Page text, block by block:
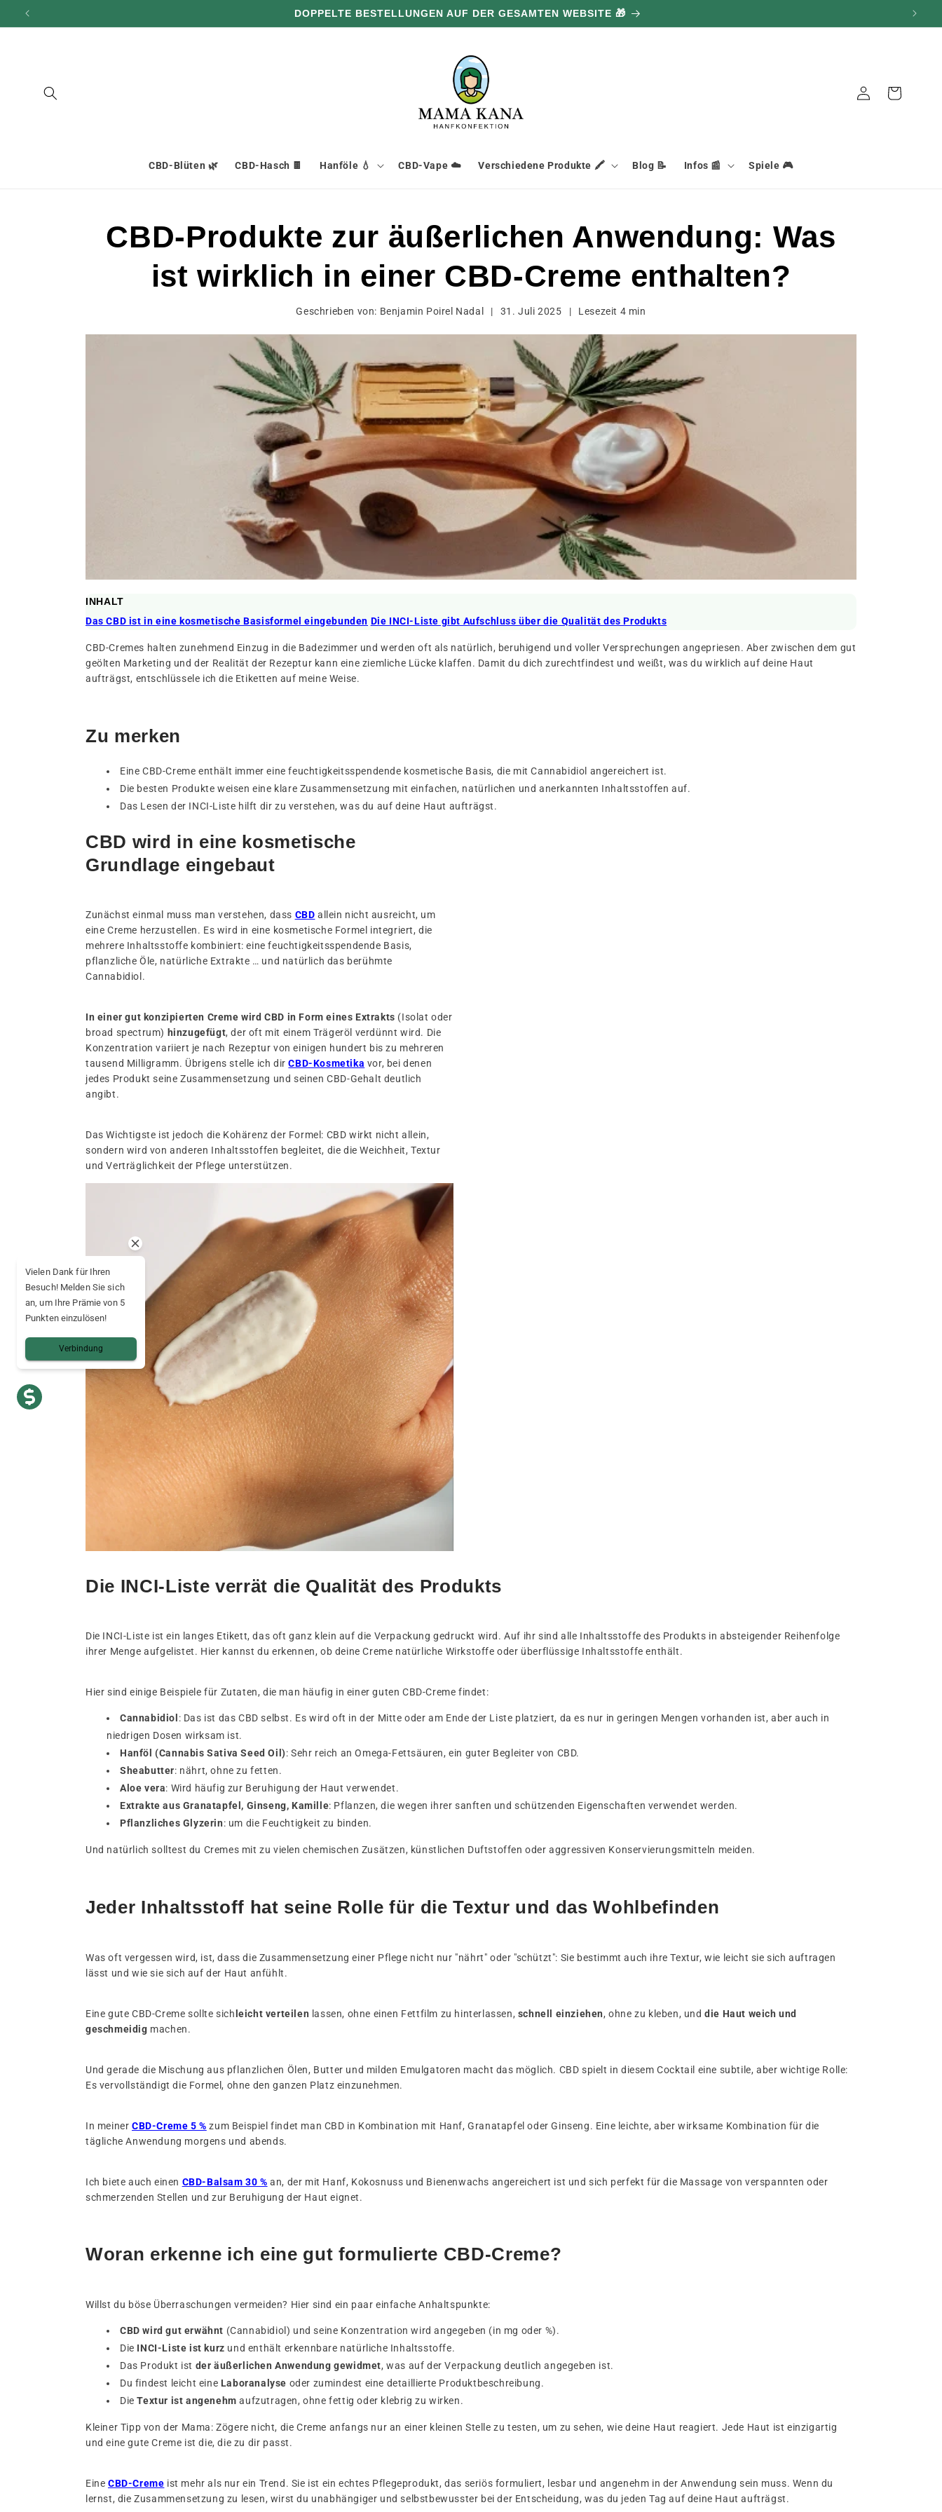
und zum
DOPPELTE BESTELLUNGEN AUF DER GESAMTEN WEBSITE 🎁
CBD-Blüten 🌿 CBD-Hasch 🍫 Hanföle 💧 CBD-Vape ☁️ Verschiedene Produkte 🖍️ Blog 📝 Infos 📰 Spiele 🎮
VerbindungWarenkorb
CBD-Produkte zur äußerlichen Anwendung: Was
ist wirklich in einer CBD-Creme enthalten?
Geschrieben von: Benjamin Poirel Nadal | 31. Juli 2025 | Lesezeit 4 min
INHALT
Das CBD ist in eine kosmetische Basisformel eingebunden Die INCI-Liste gibt Aufschluss über die Qualität des Produkts
CBD-Cremes halten zunehmend Einzug in die Badezimmer und werden oft als natürlich, beruhigend und voller Versprechungen angepriesen. Aber zwischen dem gut
geölten Marketing und der Realität der Rezeptur kann eine ziemliche Lücke klaffen. Damit du dich zurechtfindest und weißt, was du wirklich auf deine Haut
aufträgst, entschlüssele ich die Etiketten auf meine Weise.
Zu merken
Eine CBD-Creme enthält immer eine feuchtigkeitsspendende kosmetische Basis, die mit Cannabidiol angereichert ist.
Die besten Produkte weisen eine klare Zusammensetzung mit einfachen, natürlichen und anerkannten Inhaltsstoffen auf.
Das Lesen der INCI-Liste hilft dir zu verstehen, was du auf deine Haut aufträgst.
CBD wird in eine kosmetische
Grundlage eingebaut
Zunächst einmal muss man verstehen, dass CBD allein nicht ausreicht, um
eine Creme herzustellen. Es wird in eine kosmetische Formel integriert, die
mehrere Inhaltsstoffe kombiniert: eine feuchtigkeitsspendende Basis,
pflanzliche Öle, natürliche Extrakte … und natürlich das berühmte
Cannabidiol.
In einer gut konzipierten Creme wird CBD in Form eines Extrakts (Isolat oder
broad spectrum) hinzugefügt, der oft mit einem Trägeröl verdünnt wird. Die
Konzentration variiert je nach Rezeptur von einigen hundert bis zu mehreren
tausend Milligramm. Übrigens stelle ich dirCBD-Kosmetika vor, bei denen
jedes Produkt seine Zusammensetzung und seinen CBD-Gehalt deutlich
angibt.
Das Wichtigste ist jedoch die Kohärenz der Formel: CBD wirkt nicht allein,
sondern wird von anderen Inhaltsstoffen begleitet, die die Weichheit, Textur
und Verträglichkeit der Pflege unterstützen.
Die INCI-Liste verrät die Qualität des Produkts
Die INCI-Liste ist ein langes Etikett, das oft ganz klein auf die Verpackung gedruckt wird. Auf ihr sind alle Inhaltsstoffe des Produkts in absteigender Reihenfolge
ihrer Menge aufgelistet. Hier kannst du erkennen, ob deine Creme natürliche Wirkstoffe oder überflüssige Inhaltsstoffe enthält.
Hier sind einige Beispiele für Zutaten, die man häufig in einer guten CBD-Creme findet:
Cannabidiol : Das ist das CBD selbst. Es wird oft in der Mitte oder am Ende der Liste platziert, da es nur in geringen Mengen vorhanden ist, aber auch in
niedrigen Dosen wirksam ist.
Hanföl (Cannabis Sativa Seed Oil): Sehr reich an Omega-Fettsäuren, ein guter Begleiter von CBD.
Sheabutter: nährt, ohne zu fetten.
Aloe vera: Wird häufig zur Beruhigung der Haut verwendet.
Extrakte aus Granatapfel, Ginseng, Kamille: Pflanzen, die wegen ihrer sanften und schützenden Eigenschaften verwendet werden.
Pflanzliches Glyzerin: um die Feuchtigkeit zu binden.
Und natürlich solltest du Cremes mit zu vielen chemischen Zusätzen, künstlichen Duftstoffen oder aggressiven Konservierungsmitteln meiden.
Jeder Inhaltsstoff hat seine Rolle für die Textur und das Wohlbefinden
Was oft vergessen wird, ist, dass die Zusammensetzung einer Pflege nicht nur "nährt" oder "schützt": Sie bestimmt auch ihre Textur, wie leicht sie sich auftragen
lässt und wie sie sich auf der Haut anfühlt.
Eine gute CBD-Creme sollte sich leicht verteilen lassen, ohne einen Fettfilm zu hinterlassen, schnell einziehen, ohne zu kleben, unddie Haut weich und
geschmeidig machen.
Und gerade die Mischung aus pflanzlichen Ölen, Butter und milden Emulgatoren macht das möglich. CBD spielt in diesem Cocktail eine subtile, aber wichtige Rolle:
Es vervollständigt die Formel, ohne den ganzen Platz einzunehmen.
In meiner CBD-Creme 5 % zum Beispiel findet man CBD in Kombination mit Hanf, Granatapfel oder Ginseng. Eine leichte, aber wirksame Kombination für die
tägliche Anwendung morgens und abends.
Ich biete auch einen CBD-Balsam 30 % an, der mit Hanf, Kokosnuss und Bienenwachs angereichert ist und sich perfekt für die Massage von verspannten oder
schmerzenden Stellen und zur Beruhigung der Haut eignet.
Woran erkenne ich eine gut formulierte CBD-Creme?
Willst du böse Überraschungen vermeiden? Hier sind ein paar einfache Anhaltspunkte:
CBD wird gut erwähnt (Cannabidiol) und seine Konzentration wird angegeben (in mg oder %).
Die INCI-Liste ist kurz und enthält erkennbare natürliche Inhaltsstoffe.
Das Produkt ist der äußerlichen Anwendung gewidmet, was auf der Verpackung deutlich angegeben ist.
Du findest leicht eine Laboranalyse oder zumindest eine detaillierte Produktbeschreibung.
DieTextur ist angenehm aufzutragen, ohne fettig oder klebrig zu wirken.
Kleiner Tipp von der Mama: Zögere nicht, die Creme anfangs nur an einer kleinen Stelle zu testen, um zu sehen, wie deine Haut reagiert. Jede Haut ist einzigartig
und eine gute Creme ist die, die zu dir passt.
Eine CBD-Creme ist mehr als nur ein Trend. Sie ist ein echtes Pflegeprodukt, das seriös formuliert, lesbar und angenehm in der Anwendung sein muss. Wenn du
lernst, die Zusammensetzung zu lesen, wirst du unabhängiger und selbstbewusster bei der Entscheidung, was du jeden Tag auf deine Haut aufträgst.
Vielen Dank für Ihren
Besuch! Melden Sie sich
an, um Ihre Prämie von 5
Punkten einzulösen!
Verbindung